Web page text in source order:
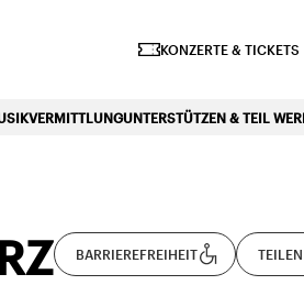
KONZERTE & TICKETS
UNTERSTÜTZEN & TEIL
BARRIEREFREIHEIT TEILEN